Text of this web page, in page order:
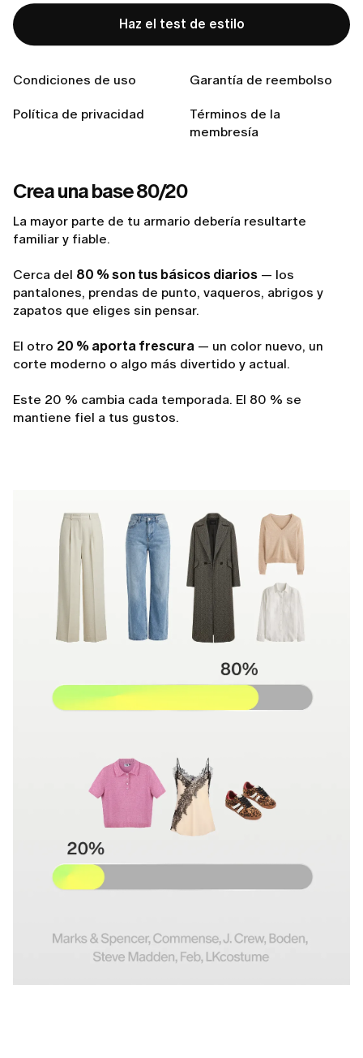
Haz el test de estilo
Condiciones de uso Garantía de reembolso
Política de privacidad
Términos de la
membresía
resto.
Cuando cada cosa tiene su lugar y un propósito,
dudas. Más fluidez.
Aquí tienes4 consejos sencillospara ayudarte a
poner orden en tu armario — y ganar claridad en tu
Crea una base 80/20
La mayor parte de tu armario debería resultarte
familiar y fiable.
Cerca del 80 % son tus básicos diarios — los
pantalones, prendas de punto, vaqueros, abrigos y
zapatos que eliges sin pensar.
El otro 20 % aporta frescura — un color nuevo, un
corte moderno o algo más divertido y actual.
Este 20 % cambia cada temporada. El 80 % se
mantiene fiel a tus gustos.